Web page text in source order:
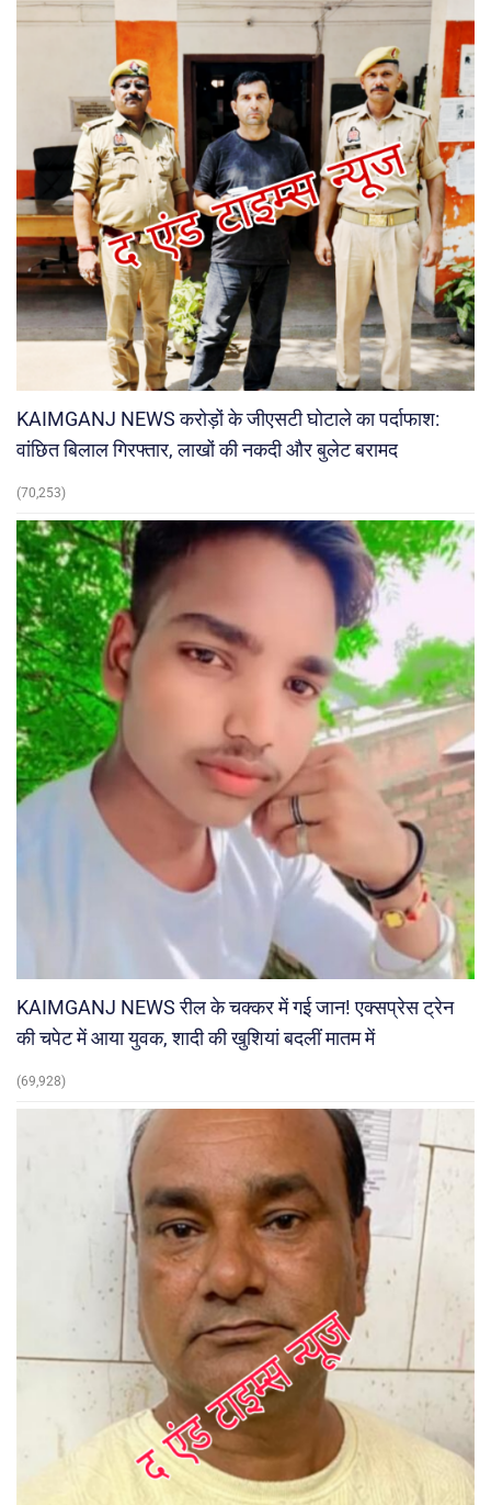
KAIMGANJ NEWS करोड़ों के जीएसटी घोटाले का पर्दाफाश:
वांछित बिलाल गिरफ्तार, लाखों की नकदी और बुलेट बरामद
(70,253)
KAIMGANJ NEWS रील के चक्कर में गई जान! एक्सप्रेस ट्रेन
की चपेट में आया युवक, शादी की खुशियां बदलीं मातम में
(69,928)